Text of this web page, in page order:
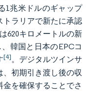
1兆米ドルのギャップ
トラリアで新たに承認
620キロメートルの新
韓国と日本のEPCコ
[4]。デジタルツインサ
初期引き渡し後の収
を確保することでさ